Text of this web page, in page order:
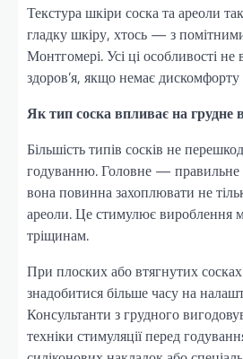
Текстура шкіри соска та ареоли
гладку шкіру, хтось — з
Монтгомері. Усі ці особливості
здоров’я, якщо немає дискомфорту
Як тип соска впливає на грудне
Більшість типів сосків не
годуванню. Головне —
вона повинна захоплювати не
ареоли. Це стимулює вироблення
тріщинам.
При плоских або втягнутих
знадобитися більше часу на
Консультанти з грудного
техніки стимуляції перед